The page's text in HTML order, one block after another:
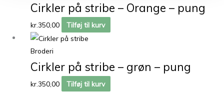
Cirkler på stribe – Orange – pung
kr.350,00 Tilføj til kurv
Broderi
Cirkler på stribe – grøn – pung
kr.350,00 Tilføj til kurv